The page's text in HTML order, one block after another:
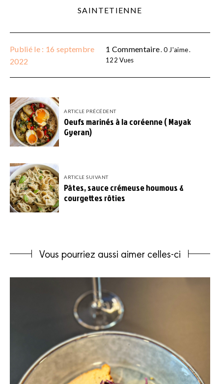
SAINTETIENNE
Publié le : 16 septembre
2022
1 Commentaire 0 J'aime
122 Vues
ARTICLE PRÉCÉDENT
Oeufs marinés à la coréenne ( Mayak
Gyeran)
ARTICLE SUIVANT
Pâtes, sauce crémeuse houmous &
courgettes rôties
Vous pourriez aussi aimer celles-ci